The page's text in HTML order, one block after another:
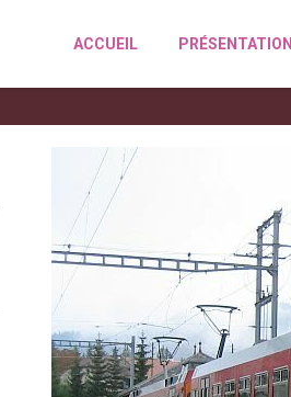
ACCUEIL PRÉSENTATION